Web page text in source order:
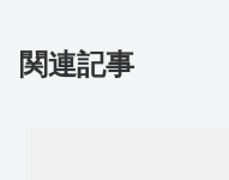
関連記事